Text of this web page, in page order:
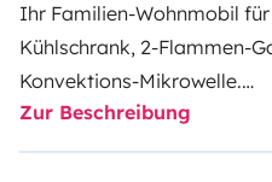
Ihr Familien-Wohnmobil für
Kühlschrank, 2-Flammen-
Konvektions-Mikrowelle.
Nasszelle mit Dusche und
Luftheizung. 5 Sitzplätze
Zur Beschreibung